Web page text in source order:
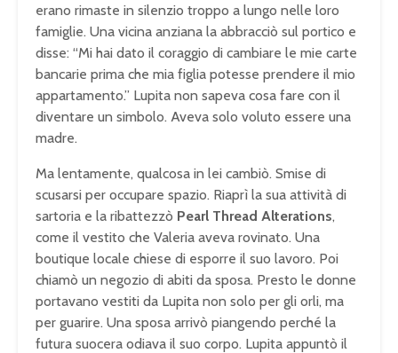
erano rimaste in silenzio troppo a lungo nelle loro
famiglie. Una vicina anziana la abbracciò sul portico e
disse: “Mi hai dato il coraggio di cambiare le mie carte
bancarie prima che mia figlia potesse prendere il mio
appartamento.” Lupita non sapeva cosa fare con il
diventare un simbolo. Aveva solo voluto essere una
madre.
Ma lentamente, qualcosa in lei cambiò. Smise di
scusarsi per occupare spazio. Riaprì la sua attività di
sartoria e la ribattezzò Pearl Thread Alterations,
come il vestito che Valeria aveva rovinato. Una
boutique locale chiese di esporre il suo lavoro. Poi
chiamò un negozio di abiti da sposa. Presto le donne
portavano vestiti da Lupita non solo per gli orli, ma
per guarire. Una sposa arrivò piangendo perché la
futura suocera odiava il suo corpo. Lupita appuntò il